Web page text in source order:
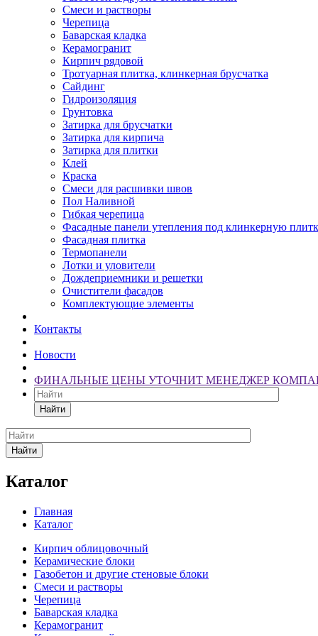
Смеси и растворы
Черепица
Баварская кладка
Керамогранит
Кирпич рядовой
Тротуарная плитка, клинкерная брусчатка
Сайдинг
Гидроизоляция
Грунтовка
Затирка для брусчатки
Затирка для кирпича
Затирка для плитки
Клей
Краска
Смеси для расшивки швов
Пол Наливной
Гибкая черепица
Фасадные панели утепления под клинкерную
Фасадная плитка
Термопанели
Лотки и уловители
Дождеприемники и решетки
Очистители фасадов
Комплектующие элементы
Контакты
Новости
ФИНАЛЬНЫЕ ЦЕНЫ УТОЧНИТ МЕНЕДЖЕР
Найти
Найти
Каталог
Главная
Каталог
Кирпич облицовочный
Керамические блоки
Газобетон и другие стеновые блоки
Смеси и растворы
Черепица
Баварская кладка
Керамогранит